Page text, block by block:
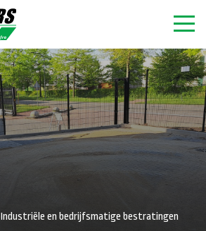
Industriële en bedrijfsmatige bestratingen